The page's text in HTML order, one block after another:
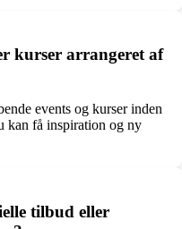
kurser arrangeret af
events og kurser inden
kan få inspiration og ny
tilbud eller